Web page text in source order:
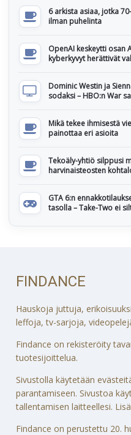
6 arkista asiaa, jotka
ilman puhelinta
OpenAI keskeytti osan
kyberkyvyt herättivät
Dominic Westin ja
sodaksi – HBO:n War
Mikä tekee ihmisestä
painottaa eri asioita
Tekoäly-yhtiö silppusi
harvinaisteosten
GTA 6:n
tasolla – Take-Two ei
FINDANCE
Hauskoja juttuja,
leffoja, tv-sarjoja,
Findance on rekisteröity
tuotesijoittelua.
Sivustolla käytetään
parantamiseen. Sivustoa
tallentamisen laitteellesi.
Findance on perustettu 20.